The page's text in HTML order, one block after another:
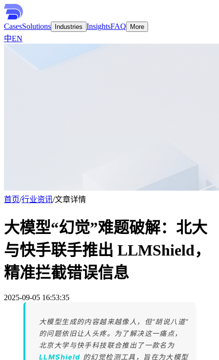
CasesSolutions Industries InsightsFAQ More
中EN
首页/行业资讯/文章详情
大模型“幻觉”难题破解：北大
与快手联手推出 LLMShield，
精准拦截错误信息
2025-09-05 16:53:35
大模型生成的内容越来越像人，但“胡说八道”
的问题依旧让人头疼。为了解决这一痛点，
北京大学与快手科技联合推出了一款名为
LLMShield 的幻觉检测工具，旨在为大模型